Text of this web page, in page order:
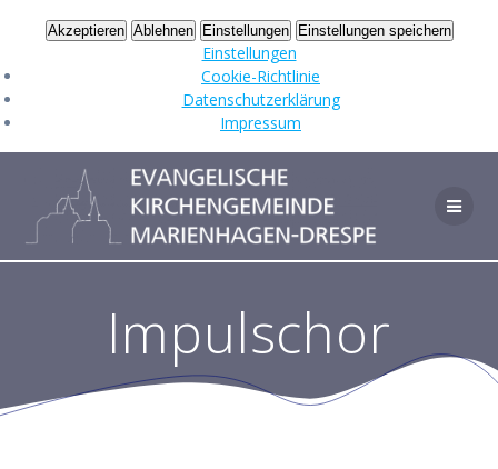
Akzeptieren Ablehnen Einstellungen Einstellungen speichern
Einstellungen
Cookie-Richtlinie
Datenschutzerklärung
Impressum
Inhalt
springen
Impulschor